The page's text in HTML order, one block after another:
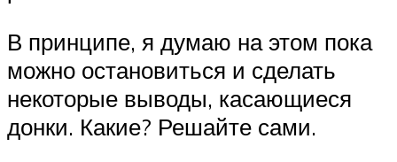
В принципе, я думаю на этом пока
можно остановиться и сделать
некоторые выводы, касающиеся
донки. Какие? Решайте сами.